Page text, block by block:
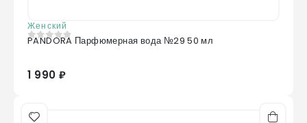
Женский
0 из 5 PANDORA Парфюмерная вода №29 50 мл
1 990 ₽